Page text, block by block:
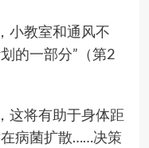
小教室和通风不
的一部分”（第2
这将有助于身体距
病菌扩散……决策